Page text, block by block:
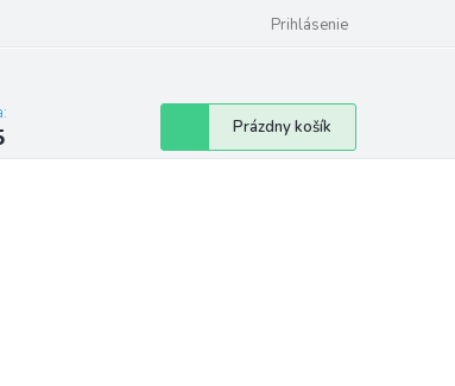
Prihlásenie
Nákupný
košík
Prázdny košík